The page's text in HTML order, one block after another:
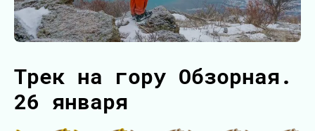
Трек на гору Обзорная.
26 января